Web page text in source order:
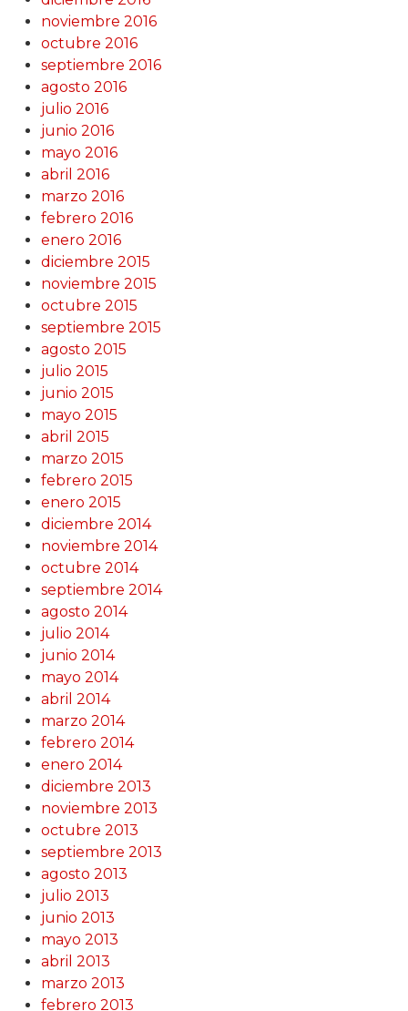
noviembre 2016
octubre 2016
septiembre 2016
agosto 2016
julio 2016
junio 2016
mayo 2016
abril 2016
marzo 2016
febrero 2016
enero 2016
diciembre 2015
noviembre 2015
octubre 2015
septiembre 2015
agosto 2015
julio 2015
junio 2015
mayo 2015
abril 2015
marzo 2015
febrero 2015
enero 2015
diciembre 2014
noviembre 2014
octubre 2014
septiembre 2014
agosto 2014
julio 2014
junio 2014
mayo 2014
abril 2014
marzo 2014
febrero 2014
enero 2014
diciembre 2013
noviembre 2013
octubre 2013
septiembre 2013
agosto 2013
julio 2013
junio 2013
mayo 2013
abril 2013
marzo 2013
febrero 2013